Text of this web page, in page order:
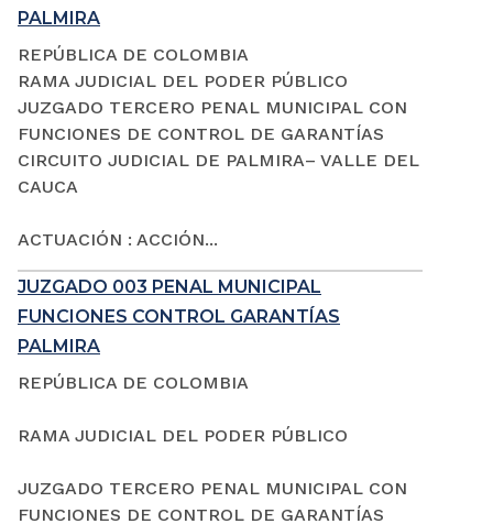
PALMIRA
REPÚBLICA DE COLOMBIA
RAMA JUDICIAL DEL PODER PÚBLICO
JUZGADO TERCERO PENAL MUNICIPAL CON
FUNCIONES DE CONTROL DE GARANTÍAS
CIRCUITO JUDICIAL DE PALMIRA– VALLE DEL
CAUCA
ACTUACIÓN : ACCIÓN...
JUZGADO 003 PENAL MUNICIPAL
FUNCIONES CONTROL GARANTÍAS
PALMIRA
REPÚBLICA DE COLOMBIA
RAMA JUDICIAL DEL PODER PÚBLICO
JUZGADO TERCERO PENAL MUNICIPAL CON
FUNCIONES DE CONTROL DE GARANTÍAS